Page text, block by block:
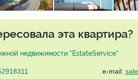
эта квартира?
недвижимости "EstateService"
e-mail: